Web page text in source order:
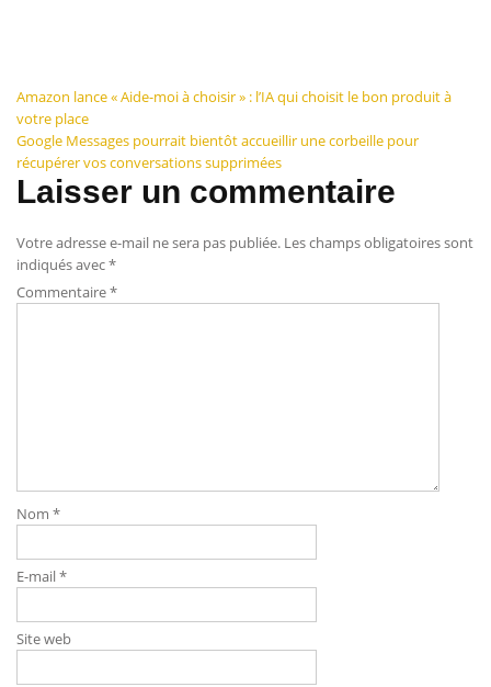
Navigation
de
l’article
Amazon lance « Aide-moi à choisir » : l’IA qui choisit le bon produit à
votre place
Google Messages pourrait bientôt accueillir une corbeille pour
récupérer vos conversations supprimées
Laisser un commentaire
Votre adresse e-mail ne sera pas publiée. Les champs obligatoires sont
indiqués avec*
Commentaire*
Nom *
E-mail*
Site web